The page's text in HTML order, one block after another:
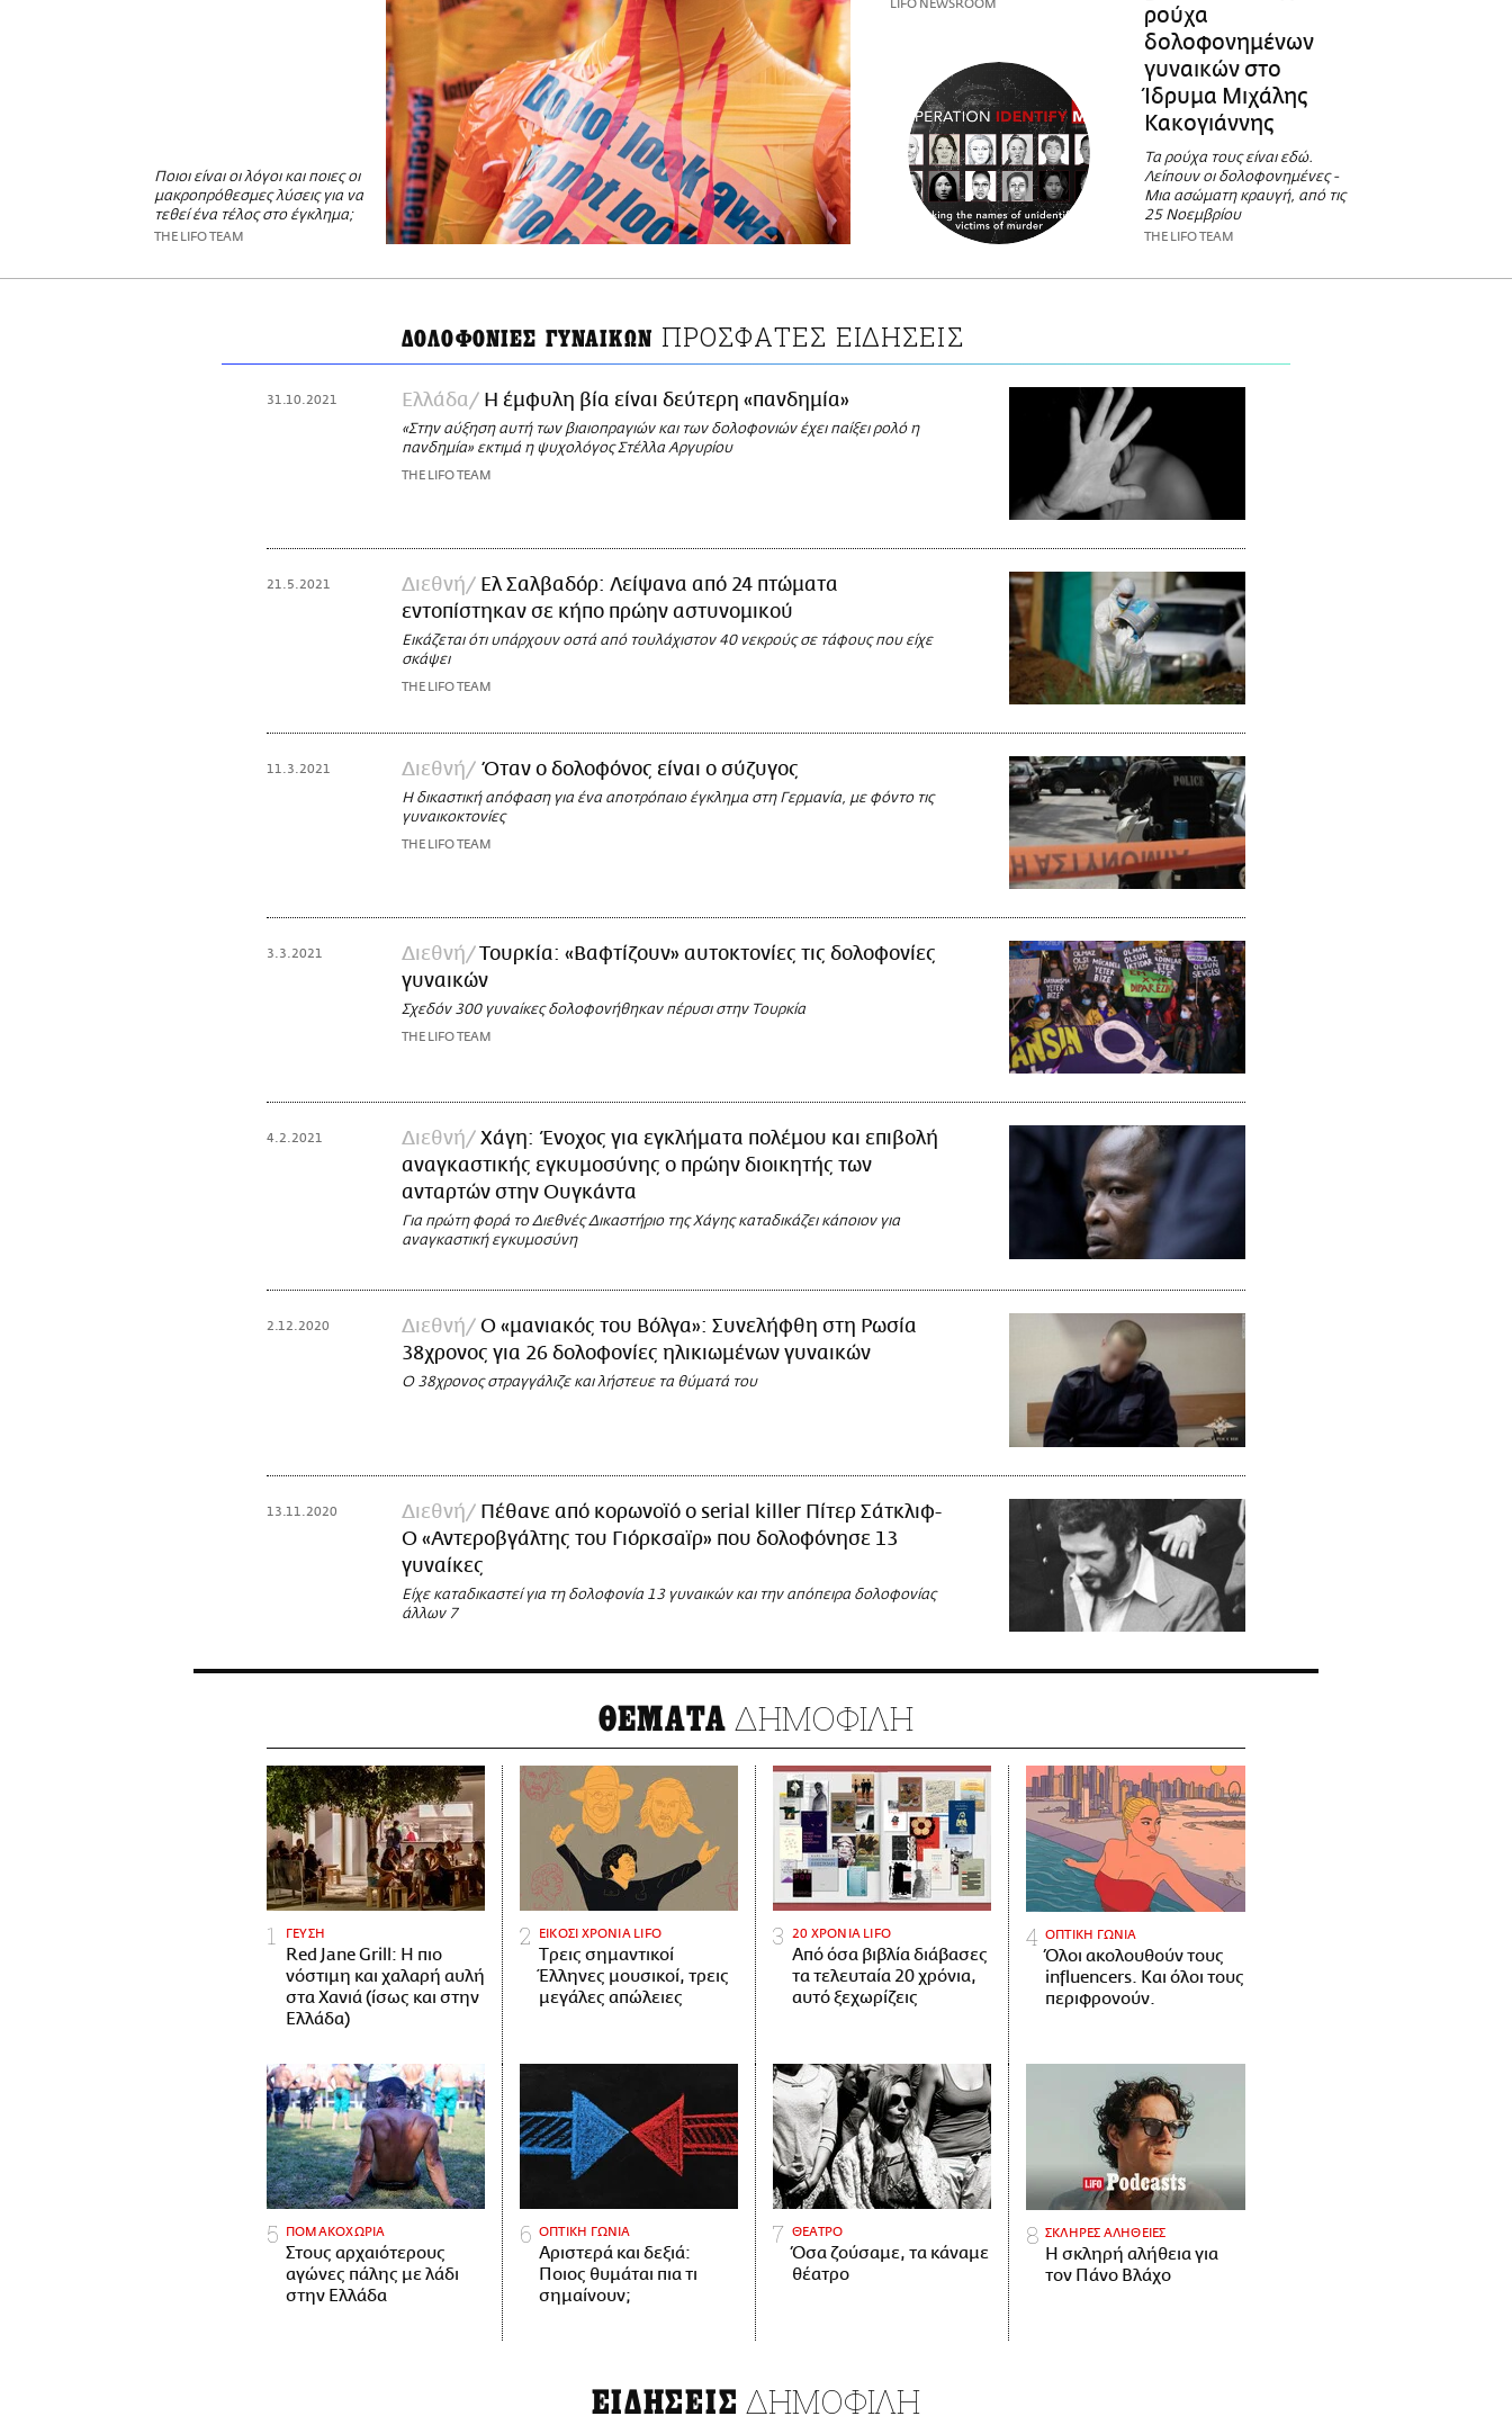
Ποιοι είναι οι λόγοι και ποιες οι
μακροπρόθεσμες λύσεις για να
τεθεί ένα τέλος στο έγκλημα;
THE LIFO TEAM
LIFO NEWSROOM
ρούχα
δολοφονημένων
γυναικών στο
Ίδρυμα Μιχάλης
Κακογιάννης
Τα ρούχα τους είναι εδώ.
Λείπουν οι δολοφονημένες -
Μια ασώματη κραυγή, από τις
25 Νοεμβρίου
THE LIFO TEAM
ΔΟΛΟΦΟΝΙΕΣ ΓΥΝΑΙΚΩΝ ΠΡΟΣΦΑΤΕΣ ΕΙΔΗΣΕΙΣ
31.10.2021 Ελλάδα Η έμφυλη βία είναι δεύτερη «πανδημία»
«Στην αύξηση αυτή των βιαιοπραγιών και των δολοφονιών έχει παίξει ρολό η
πανδημία» εκτιμά η ψυχολόγος Στέλλα Αργυρίου
THE LIFO TEAM
21.5.2021 Διεθνή
Ελ Σαλβαδόρ: Λείψανα από 24 πτώματα
εντοπίστηκαν σε κήπο πρώην αστυνομικού
Εικάζεται ότι υπάρχουν οστά από τουλάχιστον 40 νεκρούς σε τάφους που είχε
σκάψει
THE LIFO TEAM
11.3.2021 Διεθνή Όταν ο δολοφόνος είναι ο σύζυγος
Η δικαστική απόφαση για ένα αποτρόπαιο έγκλημα στη Γερμανία, με φόντο τις
γυναικοκτονίες
THE LIFO TEAM
3.3.2021 Διεθνή
Τουρκία: «Βαφτίζουν» αυτοκτονίες τις δολοφονίες
γυναικών
Σχεδόν 300 γυναίκες δολοφονήθηκαν πέρυσι στην Τουρκία
THE LIFO TEAM
4.2.2021 Διεθνή
Χάγη: Ένοχος για εγκλήματα πολέμου και επιβολή
αναγκαστικής εγκυμοσύνης ο πρώην διοικητής των
ανταρτών στην Ουγκάντα
Για πρώτη φορά το Διεθνές Δικαστήριο της Χάγης καταδικάζει κάποιον για
αναγκαστική εγκυμοσύνη
2.12.2020 Διεθνή
Ο «μανιακός του Βόλγα»: Συνελήφθη στη Ρωσία
38χρονος για 26 δολοφονίες ηλικιωμένων γυναικών
Ο 38χρονος στραγγάλιζε και λήστευε τα θύματά του
13.11.2020 Διεθνή
Πέθανε από κορωνοϊό ο serial killer Πίτερ Σάτκλιφ-
Ο «Αντεροβγάλτης του Γιόρκσαϊρ» που δολοφόνησε 13
γυναίκες
Είχε καταδικαστεί για τη δολοφονία 13 γυναικών και την απόπειρα δολοφονίας
άλλων 7
ΘΕΜΑΤΑ ΔΗΜΟΦΙΛΗ
ΓΕΥΣΗ
Red Jane Grill: Η πιο
νόστιμη και χαλαρή αυλή
στα Χανιά (ίσως και στην
Ελλάδα)
ΕΙΚΟΣΙ ΧΡΟΝΙΑ LIFO
Tρεις σημαντικοί
Έλληνες μουσικοί, τρεις
μεγάλες απώλειες
20 ΧΡΟΝΙΑ LIFO
Από όσα βιβλία διάβασες
τα τελευταία 20 χρόνια,
αυτό ξεχωρίζεις
ΟΠΤΙΚΗ ΓΩΝΙΑ
Όλοι ακολουθούν τους
influencers. Και όλοι τους
περιφρονούν.
ΠΟΜΑΚΟΧΩΡΙΑ
Στους αρχαιότερους
αγώνες πάλης με λάδι
στην Ελλάδα
ΟΠΤΙΚΗ ΓΩΝΙΑ
Αριστερά και δεξιά:
Ποιος θυμάται πια τι
σημαίνουν;
ΘΕΑΤΡΟ
Όσα ζούσαμε, τα κάναμε
θέατρο
ΣΚΛΗΡΕΣ ΑΛΗΘΕΙΕΣ
H σκληρή αλήθεια για
τον Πάνο Βλάχο
ΕΙΔΗΣΕΙΣ ΔΗΜΟΦΙΛΗ